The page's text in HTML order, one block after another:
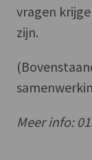
vragen
zijn.
Meer info: